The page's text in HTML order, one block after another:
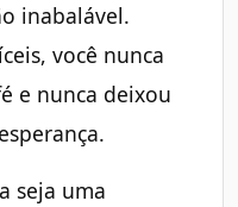
inabalável.
você nunca
e nunca deixou
seja uma